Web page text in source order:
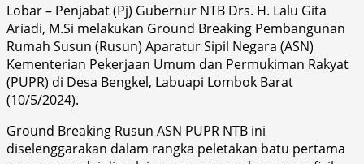
Lobar – Penjabat (Pj) Gubernur NTB Drs. H. Lalu Gita
Ariadi, M.Si melakukan Ground Breaking Pembangunan
Rumah Susun (Rusun) Aparatur Sipil Negara (ASN)
Kementerian Pekerjaan Umum dan Permukiman Rakyat
(PUPR) di Desa Bengkel, Labuapi Lombok Barat
(10/5/2024).
Ground Breaking Rusun ASN PUPR NTB ini
diselenggarakan dalam rangka peletakan batu pertama